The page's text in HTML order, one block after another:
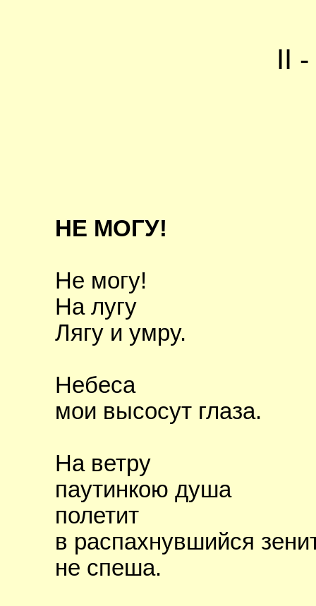
II
НЕ МОГУ!
Не могу!
На лугу
Лягу и умру.
Небеса
мои высосут глаза.
На ветру
паутинкою душа
полетит
в распахнувшийся
не спеша.